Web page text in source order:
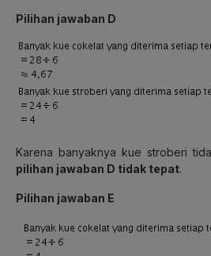
Pilihan jawaban D
Karena banyaknya kue stroberi
pilihan jawaban D tidak tepat.
Pilihan jawaban E